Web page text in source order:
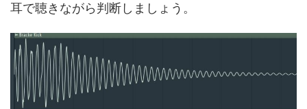
耳で聴きながら判断しましょう。